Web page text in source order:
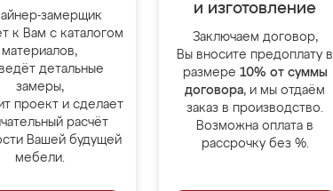
замерщик
к Вам с каталогом
материалов,
детальные
замеры,
проект и сделает
расчёт
Вашей будущей
мебели.
и изготовление
Заключаем договор,
Вы вносите предоплату в
размере 10% от суммы
договора, и мы отдаём
заказ в производство.
Возможна оплата в
рассрочку без %.